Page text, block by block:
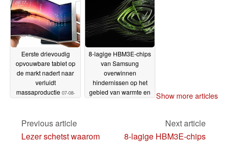
gebied van prestaties
en levensduur van de
batterij07-08-2024
Eerste drievoudig
opvouwbare tablet op
de markt nadert naar
verluidt
massaproductie 07-08-
8-lagige HBM3E-chips
van Samsung
overwinnen
hindernissen op het
gebied van warmte en
Show more articles
Previous article
Lezer schetst waarom
Next article
8-lagige HBM3E-chips